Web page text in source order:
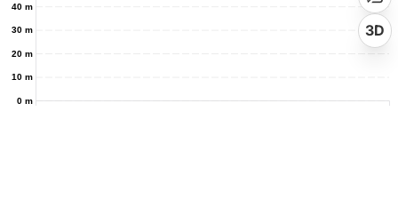
0 m
10 m
20 m
30 m
40 m
3D